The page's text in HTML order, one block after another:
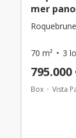
mer
70 m² 3
795.000
Box Vista